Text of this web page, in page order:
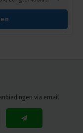
via email